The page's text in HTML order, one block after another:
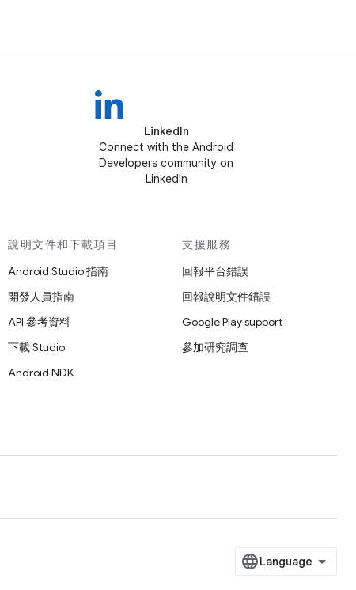
LinkedIn
Connect with the Android
Developers community on
LinkedIn
說明文件和下載項目
Android Studio 指南
開發人員指南
API 參考資料
下載 Studio
Android NDK
支援服務
回報平台錯誤
回報說明文件錯誤
Google Play support
參加研究調查